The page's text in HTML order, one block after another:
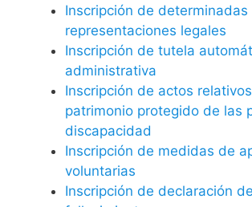
Inscripción de determinadas
representaciones legales
Inscripción de tutela
administrativa
Inscripción de actos
patrimonio protegido de las
discapacidad
Inscripción de medidas de
voluntarias
Inscripción de declaración